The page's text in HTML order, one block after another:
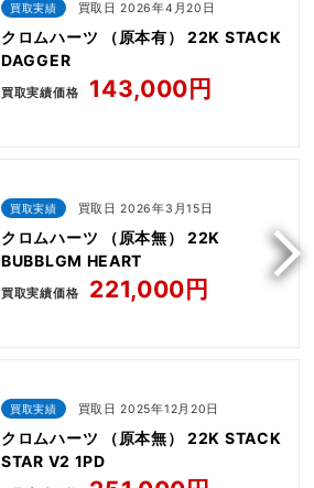
買取実績 買取日 2026年4月20日
クロムハーツ （原本有） 22K STACK
DAGGER
買取実績価格 143,000円
買取実績 買取日 2026年3月15日
クロムハーツ （原本無） 22K
BUBBLGM HEART
買取実績価格 221,000円
買取実績 買取日 2025年12月20日
クロムハーツ （原本無） 22K STACK
STAR V2 1PD